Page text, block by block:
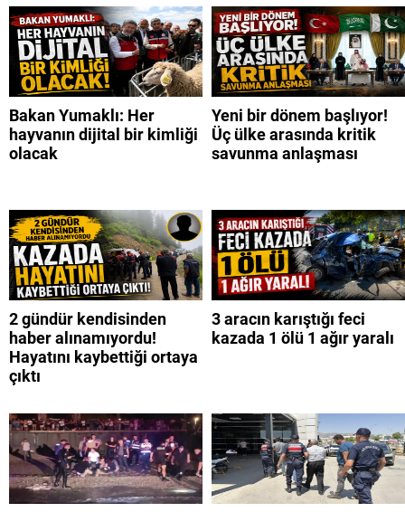
Bakan Yumaklı: Her
hayvanın dijital bir kimliği
olacak
Yeni bir dönem başlıyor!
Üç ülke arasında kritik
savunma anlaşması
2 gündür kendisinden
haber alınamıyordu!
Hayatını kaybettiği ortaya
çıktı
3 aracın karıştığı feci
kazada 1 ölü 1 ağır yaralı